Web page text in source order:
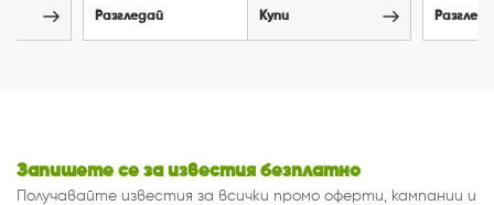
Разгледай Купи
Запишете се за известия безплатно
Получавайте известия за всички промо оферти, кампании и